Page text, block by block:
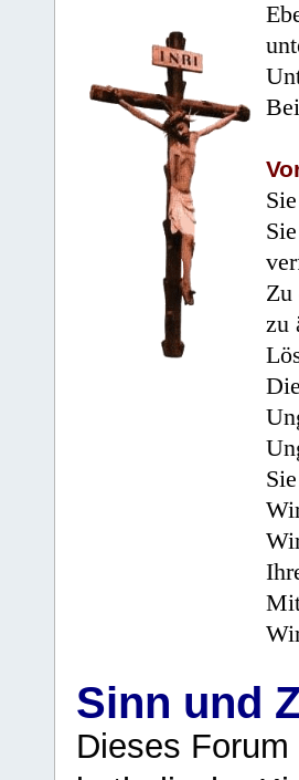
Zu
zu
Sinn und
Dieses